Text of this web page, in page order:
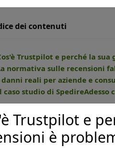
dei contenuti
Trustpilot e perché la
normativa sulle recensioni
danni reali per aziende e
caso studio di SpedireAdesso
Trustpilot e
è